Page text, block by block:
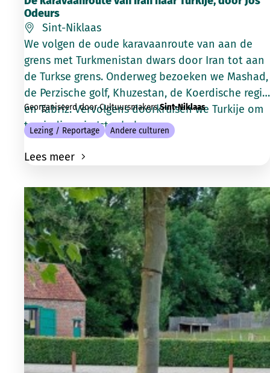
Odeurs
Sint-Niklaas
We volgen de oude karavaanroute van aan de
grens met Turkmenistan dwars door Iran tot aan
de Turkse grens. Onderweg bezoeken we Mashad,
de Perzische golf, Khuzestan, de Koerdische regio
en Tabriz. Vervolgens doorkruisen we Turkije om
te eindigen in Istanbul.
Georganiseerd door CultuursmakersSint-Niklaas
Lezing / Reportage Andere culturen
Lees meer